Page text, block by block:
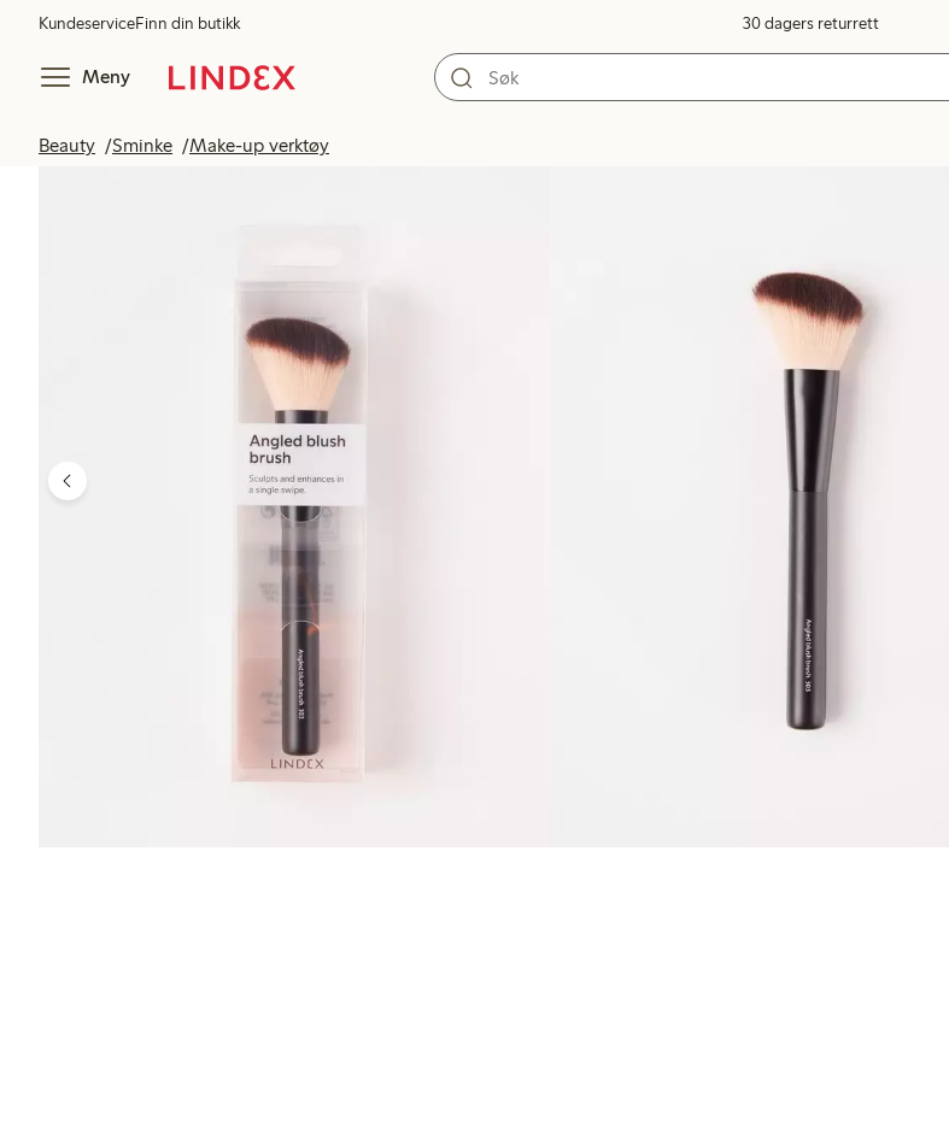
KundeserviceFinn din butikk 30 dagers returrett
Meny
Beauty Sminke Make-up verktøy